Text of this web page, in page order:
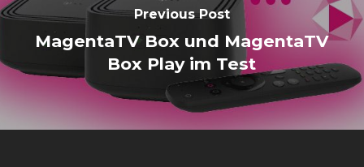
Previous Post
MagentaTV Box und MagentaTV
Box Play im Test